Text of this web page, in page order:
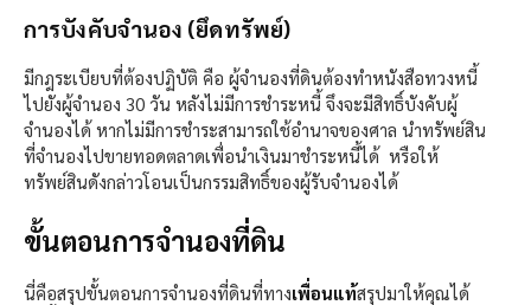
การบังคับจำนอง (ยึดทรัพย์)
มีกฎระเบียบที่ต้องปฏิบัติ คือ ผู้จำนองที่ดินต้องทำหนังสือทวงหนี้
ไปยังผู้จำนอง 30 วัน หลังไม่มีการชำระหนี้ จึงจะมีสิทธิ์บังคับผู้
จำนองได้ หากไม่มีการชำระสามารถใช้อำนาจของศาล นำทรัพย์สิน
ที่จำนองไปขายทอดตลาดเพื่อนำเงินมาชำระหนี้ได้ หรือให้
ทรัพย์สินดังกล่าวโอนเป็นกรรมสิทธิ์ของผู้รับจำนองได้
ขั้นตอนการจำนองที่ดิน
นี่คือสรุปขั้นตอนการจำนองที่ดินที่ทางเพื่อนแท้สรุปมาให้คุณได้